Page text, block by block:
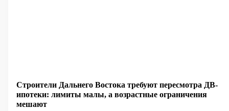
Строители Дальнего Востока требуют пересмотра ДВ-
ипотеки: лимиты малы, а возрастные ограничения
мешают